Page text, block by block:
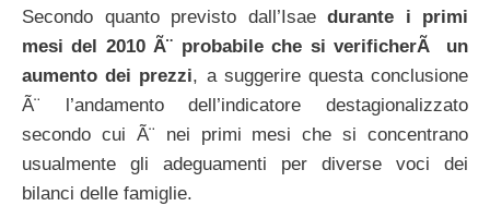
Secondo quanto previsto dall’Isae durante i primi
mesi del 2010 Ã¨ probabile che si verificherÃ un
aumento dei prezzi, a suggerire questa conclusione
Ã¨ l’andamento dell’indicatore destagionalizzato
secondo cui Ã¨ nei primi mesi che si concentrano
usualmente gli adeguamenti per diverse voci dei
bilanci delle famiglie.